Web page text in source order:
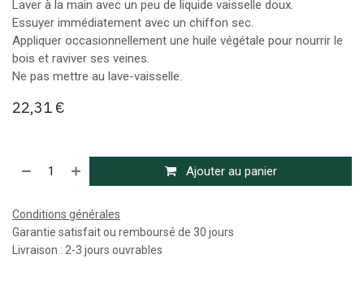
Laver à la main avec un peu de liquide vaisselle doux.
Essuyer immédiatement avec un chiffon sec.
Appliquer occasionnellement une huile végétale pour nourrir le
bois et raviver ses veines.
Ne pas mettre au lave-vaisselle.
22,31 €
Ajouter au panier
Conditions générales
Garantie satisfait ou remboursé de 30 jours
Livraison : 2-3 jours ouvrables